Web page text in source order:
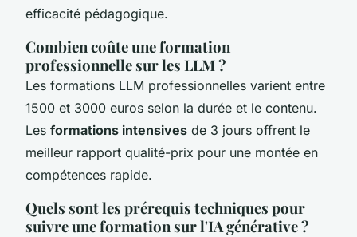
efficacité pédagogique.
Combien coûte une formation
professionnelle sur les LLM ?
Les formations LLM professionnelles varient entre
1500 et 3000 euros selon la durée et le contenu.
Les formations intensives de 3 jours offrent le
meilleur rapport qualité-prix pour une montée en
compétences rapide.
Quels sont les prérequis techniques pour
suivre une formation sur l'IA générative ?